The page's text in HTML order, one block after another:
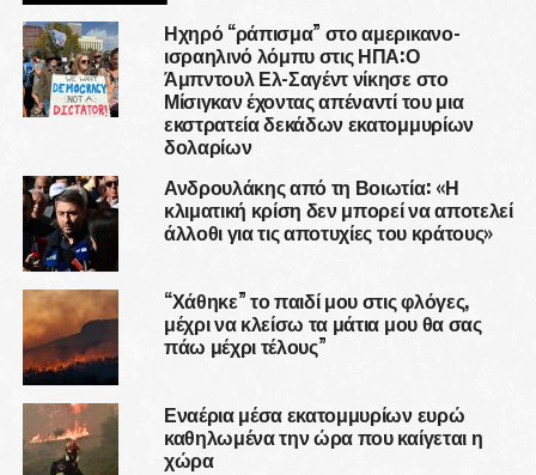
Ηχηρό “ράπισμα” στο αμερικανο-
ισραηλινό λόμπυ στις ΗΠΑ:Ο
Άμπντουλ Ελ-Σαγέντ νίκησε στο
Μίσιγκαν έχοντας απέναντί του μια
εκστρατεία δεκάδων εκατομμυρίων
δολαρίων
Ανδρουλάκης από τη Βοιωτία: «Η
κλιματική κρίση δεν μπορεί να αποτελεί
άλλοθι για τις αποτυχίες του κράτους»
“Χάθηκε” το παιδί μου στις φλόγες,
μέχρι να κλείσω τα μάτια μου θα σας
πάω μέχρι τέλους”
Εναέρια μέσα εκατομμυρίων ευρώ
καθηλωμένα την ώρα που καίγεται η
χώρα